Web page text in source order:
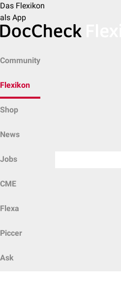
Das Flexikon
als App
Community
Flexikon
Shop
News
Jobs
CME
Flexa
Piccer
Ask